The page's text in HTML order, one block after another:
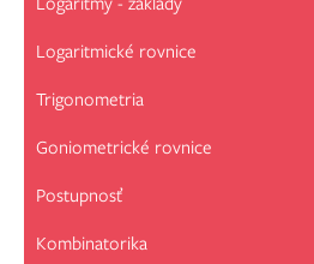
Logaritmické rovnice
Trigonometria
Goniometrické rovnice
Postupnosť
Kombinatorika